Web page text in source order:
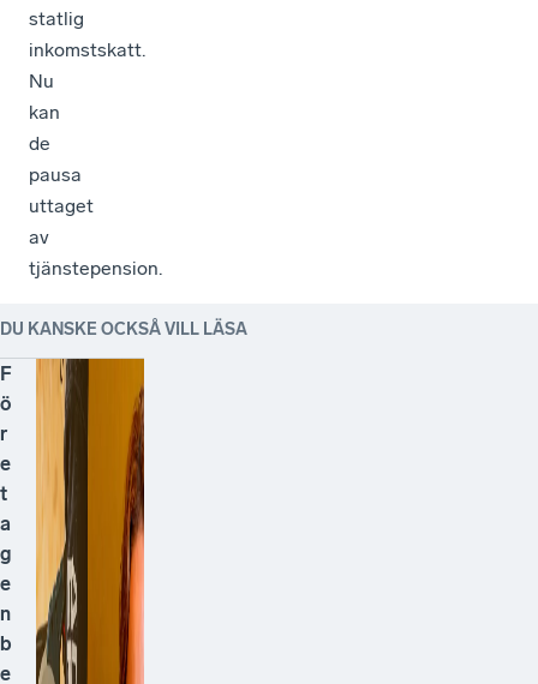
statlig
inkomstskatt.
Nu
kan
de
pausa
uttaget
av
tjänstepension.
DU KANSKE OCKSÅ VILL LÄSA
F
ö
r
e
t
a
g
e
n
b
e